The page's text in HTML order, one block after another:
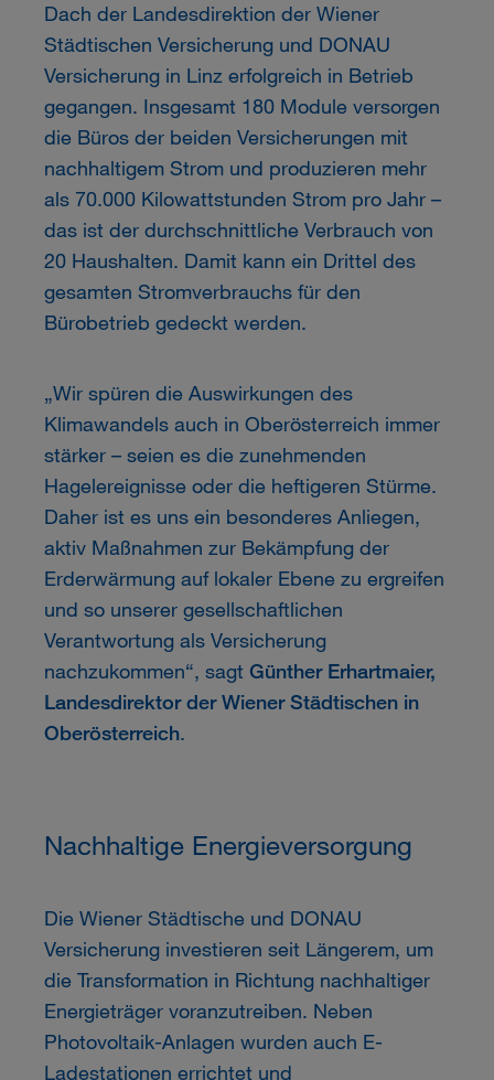
Dach der Landesdirektion der Wiener
Städtischen Versicherung und DONAU
Versicherung in Linz erfolgreich in Betrieb
gegangen. Insgesamt 180 Module versorgen
die Büros der beiden Versicherungen mit
nachhaltigem Strom und produzieren mehr
als 70.000 Kilowattstunden Strom pro Jahr –
das ist der durchschnittliche Verbrauch von
20 Haushalten. Damit kann ein Drittel des
gesamten Stromverbrauchs für den
Bürobetrieb gedeckt werden.
„Wir spüren die Auswirkungen des
Klimawandels auch in Oberösterreich immer
stärker – seien es die zunehmenden
Hagelereignisse oder die heftigeren Stürme.
Daher ist es uns ein besonderes Anliegen,
aktiv Maßnahmen zur Bekämpfung der
Erderwärmung auf lokaler Ebene zu ergreifen
und so unserer gesellschaftlichen
Verantwortung als Versicherung
nachzukommen“, sagt Günther Erhartmaier,
Landesdirektor der Wiener Städtischen in
Oberösterreich.
Nachhaltige Energieversorgung
Die Wiener Städtische und DONAU
Versicherung investieren seit Längerem, um
die Transformation in Richtung nachhaltiger
Energieträger voranzutreiben. Neben
Photovoltaik-Anlagen wurden auch E-
Ladestationen errichtet und